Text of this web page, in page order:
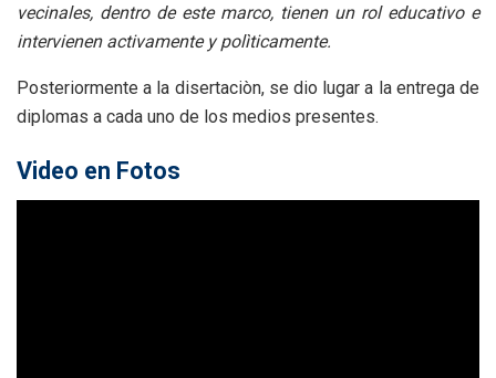
vecinales, dentro de este marco, tienen un rol educativo e
intervienen activamente y polìticamente.
Posteriormente a la disertaciòn, se dio lugar a la entrega de
diplomas a cada uno de los medios presentes.
Video en Fotos